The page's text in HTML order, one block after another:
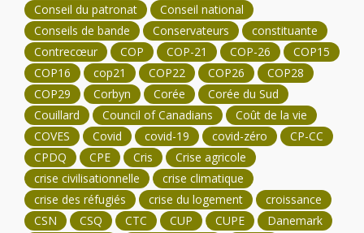
Conseil du patronat
Conseil national
Conseils de bande
Conservateurs
constituante
Contrecœur
COP COP-21 COP-26
COP15
COP16
cop21 COP22 COP26
COP28
COP29
Corbyn Corée
Corée du Sud
Couillard
Council of Canadians
Coût de la vie
COVES
Covid covid-19 covid-zéro
CP-CC
CPDQ
CPE Cris
Crise agricole
crise civilisationnelle
crise climatique
crise des réfugiés
crise du logement
croissance
CSN
CSQ CTC CUP CUPE
Danemark